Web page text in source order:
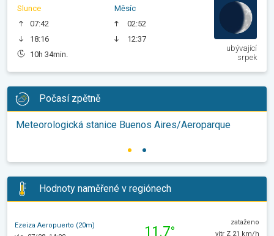
Slunce
07:42
18:16
10h 34min.
Měsíc
02:52
12:37
ubývající
srpek
Počasí zpětně
Meteorologická stanice Buenos Aires/Aeroparque
Hodnoty naměřené v regiónech
Ezeiza Aeropuerto (20m)
11.7°
zataženo
vítr Z 21 km/h